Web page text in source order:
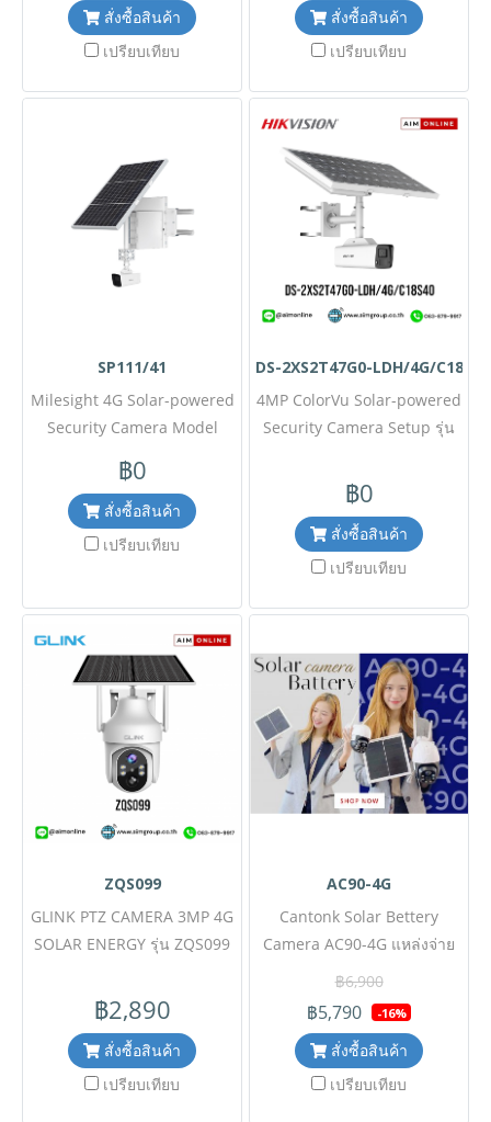
Security Camera) ที่ออกแบบ
มาเพื่อการเฝ้าระวังในพื้นที่ที่
ถึง มาพร้อมระบบพลังงานแสง
สามารถส่งภาพและข้อมูลได้
อย่างต่อเนื่อง มีความละเอียดสูง
พร้อมเทคโนโลยี ColorVu ให้
ภาพสี 24 ชั่วโมงแม้ในสภาวะ
แสงน้อย เหมาะสำหรับงาน
เกษตรกรรม ✅ ขอราคาพิเศษ
สำหรับงานโครงการติดต่อ
Mobile : 063-879-9917 Line
อาจจะมีการเปลี่ยนแปลงโดยไม่
แจ้งให้ทราบล่วงหน้า กรุณา
ติดต่อฝ่ายขายเพื่ออัพเดทราคา
สั่งซื้อสินค้า
เปรียบเทียบ
ขาย Line ID : @aimonline
ฝ่ายขายโทร: 063-879-9917 (
ค่าขนส่ง ) เช็คสต๊อกล่าสุด
สินค้าก่อนสั่งซื้อ ราคายังไม่รวม
ค่าติดตั้ง #NP 24
สั่งซื้อสินค้า
เปรียบเทียบ
SP111/41
Milesight 4G Solar-powered
Security Camera Model
งานโครงการ ติดต่อฝ่ายขาย
Line ID : @aimonline ฝ่าย
ขายโทร: 063-879-9917 (
สินค้าก่อนสั่งซื้อ ราคายังไม่รวม
ค่าติดตั้ง #NP 24
฿0
สั่งซื้อสินค้า
เปรียบเทียบ
DS-2XS2T47G0-LDH/4G/C18S40
4MP ColorVu Solar-powered
Security Camera Setup รุ่น
LDH/4G/C18S40 ขอราคา
พิเศษสำหรับงานโครงการ
ติดต่อฝ่ายขาย Line ID :
@aimonline ฝ่ายขายโทร:
กลาง:02-088-5290 ( สินค้ายัง
, สินค้าสั่งต่างประเทศราคาอาจ
มีการเปลี่ยนแปลงตามอัตรา
แลกเปลี่ยน โดยไม่แจ้งให้ทราบ
ล่วงหน้า) เช็คสต๊อกสินค้าก่อน
สั่งซื้อ #2407MP
฿0
สั่งซื้อสินค้า
เปรียบเทียบ
ZQS099
GLINK PTZ CAMERA 3MP 4G
SOLAR ENERGY รุ่น ZQS099
โครงการติดต่อฝ่ายขาย Line
ID : @aimonline ฝ่ายขายโทร:
063-879-9917 ( สินค้ายังไม่
รวมภาษีมูลค่าเพิ่ม, ค่าขนส่ง )
฿2,890
สั่งซื้อสินค้า
เปรียบเทียบ
AC90-4G
Cantonk Solar Bettery
Camera AC90-4G แหล่งจ่าย
ไฟเป็นแบบ Hybrid ใช้ได้ทั้ง
พลังงานแสงอาทิตย์และเสียบ
Adapter เพื่อใช้งานกรณีไม่มี
แสงแดด สะดวกสบายกับใช้
งานบนอินเตอร์เน็ตความเร็วสูง
฿6,900
฿5,790 -16%
สั่งซื้อสินค้า
เปรียบเทียบ